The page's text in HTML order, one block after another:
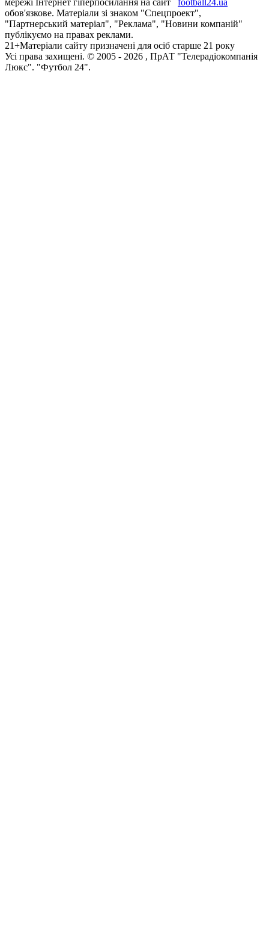
мережі Інтернет гіперпосилання на сайт
football24.ua
обов'язкове. Матеріали зі знаком "Спецпроект",
"Партнерський матеріал", "Реклама", "Новини компаній"
публікуємо на правах реклами.
21+Матеріали сайту призначені для осіб старше 21 року
Усi права захищенi. © 2005 - 2026 , ПрАТ "Телерадіокомпанія
Люкс". "Футбол 24".